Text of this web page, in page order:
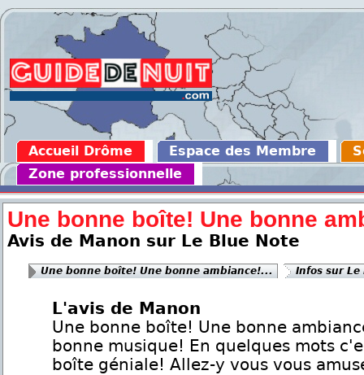
Accueil Drôme Espace des Membre
Zone professionnelle
Une bonne boîte! Une bonne
Avis de Manon sur Le Blue Note
Une bonne boîte! Une bonne ambiance!... Infos sur Le
L'avis de Manon
Une bonne boîte! Une bonne
bonne musique! En quelques mots
boîte géniale! Allez-y vous vous